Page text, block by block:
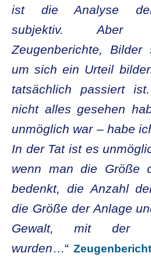
ist die Analyse der
subjektiv. Aber
Zeugenberichte, Bilder
um sich ein Urteil
tatsächlich passiert
nicht alles gesehen
unmöglich war – habe
In der Tat ist es
wenn man die Größe
bedenkt, die Anzahl
die Größe der Anlage
Gewalt, mit der
wurden…“ Zeugenbericht